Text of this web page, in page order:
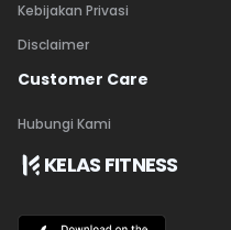
Kebijakan Privasi
Disclaimer
Customer Care
Hubungi Kami
KELAS FITNESS